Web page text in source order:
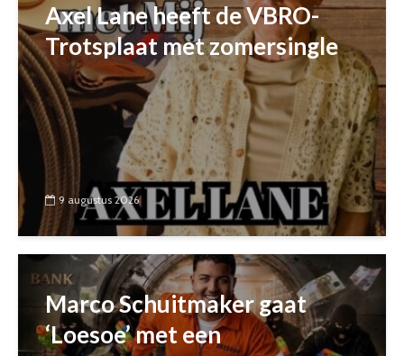
Axel Lane heeft de VBRO-
Trotsplaat met zomersingle
9 augustus 2026
Marco Schuitmaker gaat
‘Loesoe’ met een